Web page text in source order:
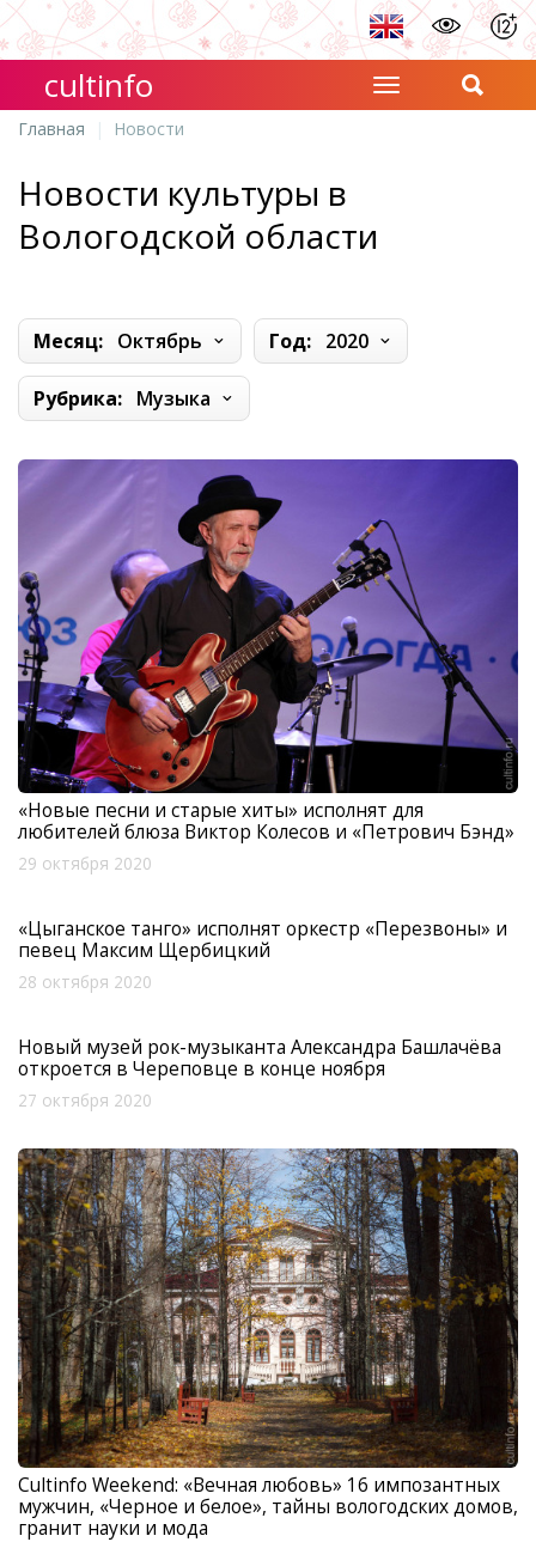
cultinfo
Главная Новости
Новости культуры в
Вологодской области
Месяц: Октябрь Год: 2020
Рубрика: Музыка
«Новые песни и старые хиты» исполнят для
любителей блюза Виктор Колесов и «Петрович Бэнд»
29 октября 2020
«Цыганское танго» исполнят оркестр «Перезвоны» и
певец Максим Щербицкий
28 октября 2020
Новый музей рок-музыканта Александра Башлачёва
откроется в Череповце в конце ноября
27 октября 2020
Cultinfo Weekend: «Вечная любовь» 16 импозантных
мужчин, «Черное и белое», тайны вологодских домов,
гранит науки и мода